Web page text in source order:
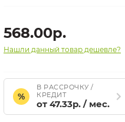
568.00р.
Нашли данный товар дешевле?
%
В РАССРОЧКУ /
КРЕДИТ
от 47.33р. / мес.